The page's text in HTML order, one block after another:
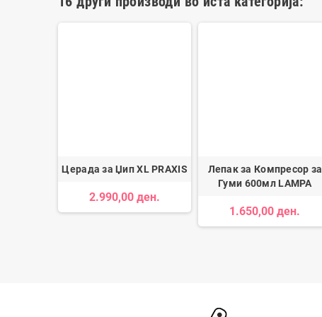
Церада за Џип XL PRAXIS
2.990,00 ден.
Лепак за Компресор за
Гуми 600мл LAMPA
1.650,00 ден.